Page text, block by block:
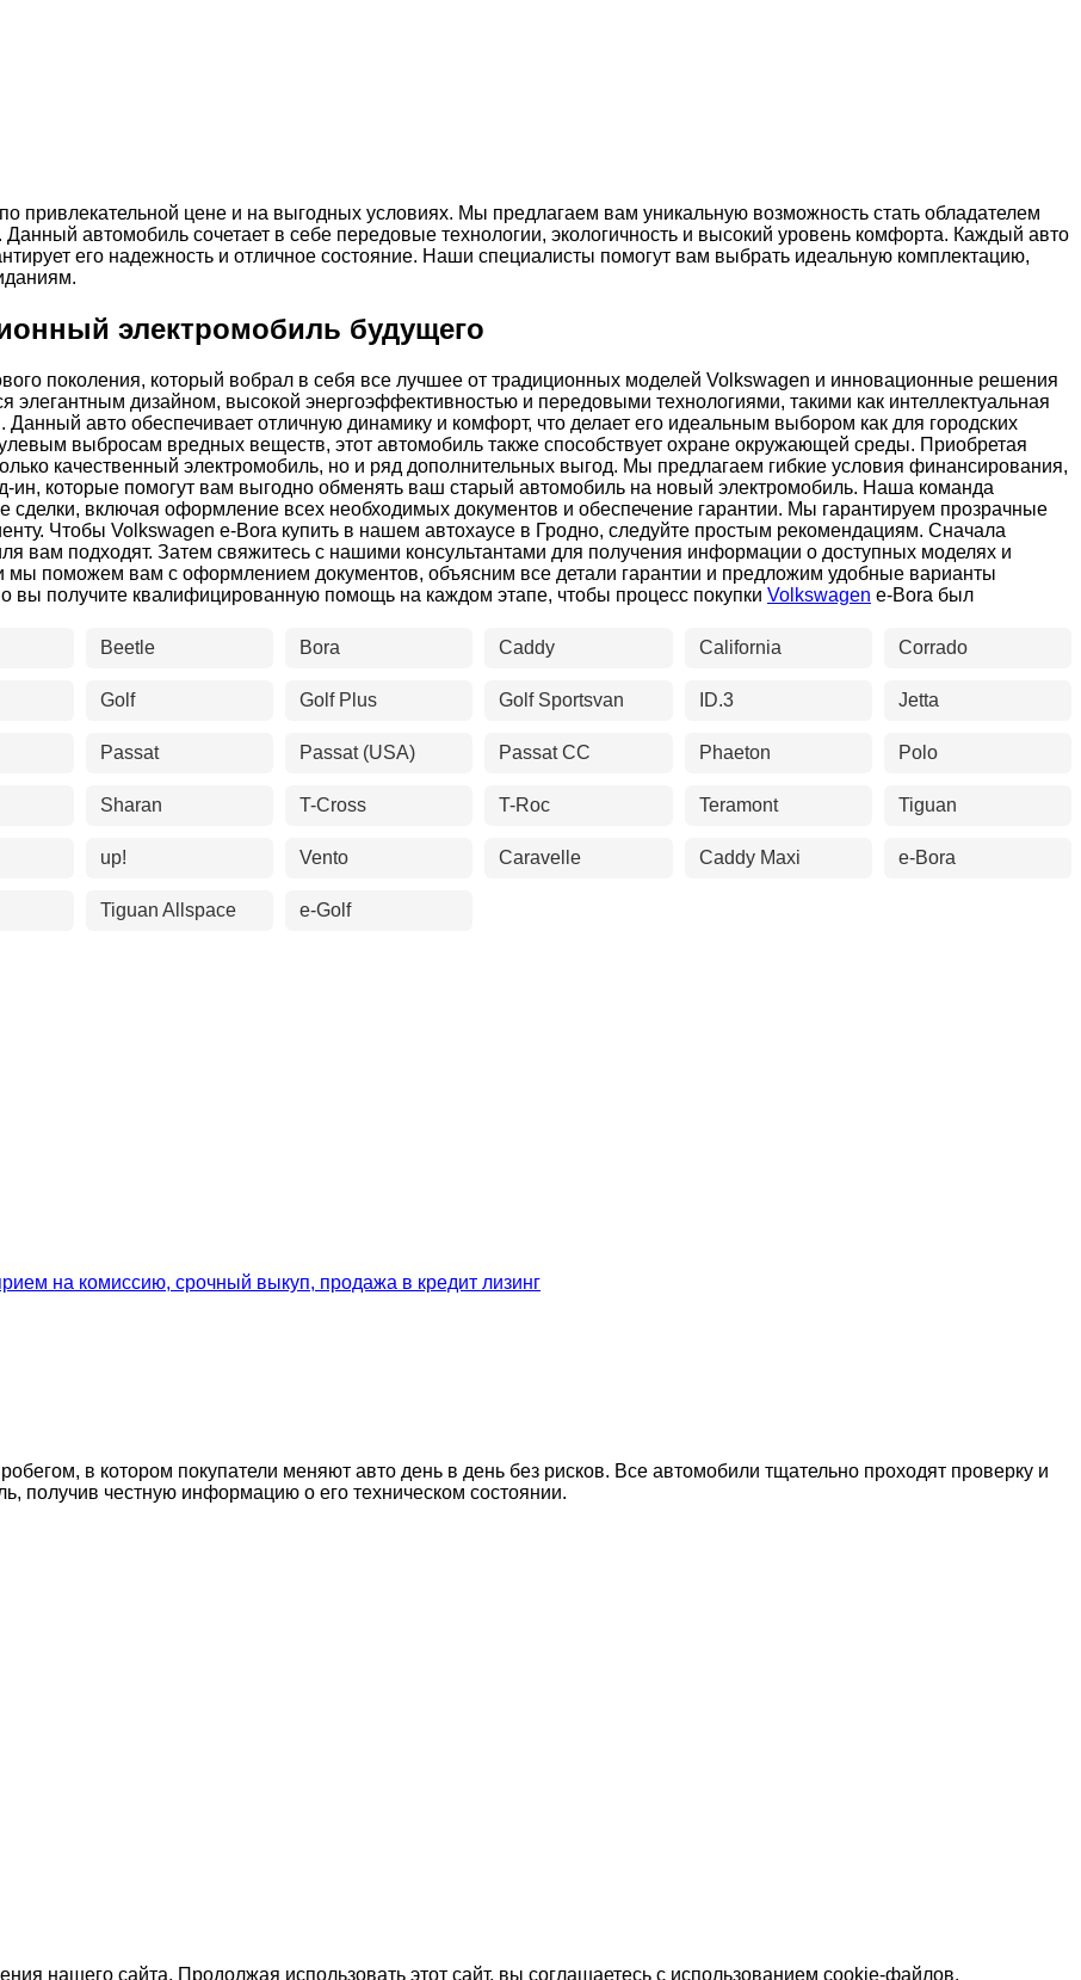
привлекательной цене и на выгодных условиях. Мы предлагаем вам уникальную возможность стать обладателем
автомобиль сочетает в себе передовые технологии, экологичность и высокий уровень комфорта. Каждый авто
его надежность и отличное состояние. Наши специалисты помогут вам выбрать идеальную комплектацию,
электромобиль будущего
поколения, который вобрал в себя все лучшее от традиционных моделей Volkswagen и инновационные решения
элегантным дизайном, высокой энергоэффективностью и передовыми технологиями, такими как интеллектуальная
авто обеспечивает отличную динамику и комфорт, что делает его идеальным выбором как для городских
выбросам вредных веществ, этот автомобиль также способствует охране окружающей среды. Приобретая
качественный электромобиль, но и ряд дополнительных выгод. Мы предлагаем гибкие условия финансирования,
ин, которые помогут вам выгодно обменять ваш старый автомобиль на новый электромобиль. Наша команда
включая оформление всех необходимых документов и обеспечение гарантии. Мы гарантируем прозрачные
Чтобы Volkswagen e-Bora купить в нашем автохаусе в Гродно, следуйте простым рекомендациям. Сначала
вам подходят. Затем свяжитесь с нашими консультантами для получения информации о доступных моделях и
мы поможем вам с оформлением документов, объясним все детали гарантии и предложим удобные варианты
получите квалифицированную помощь на каждом этапе, чтобы процесс покупки Volkswagen e-Bora был
Beetle Bora Caddy California Corrado
Golf Golf Plus Golf Sportsvan ID.3 Jetta
Passat Passat (USA) Passat CC Phaeton Polo
Sharan T-Cross T-Roc Teramont Tiguan
up! Vento Caravelle Caddy Maxi e-Bora
Tiguan Allspace e-Golf
в котором покупатели меняют авто день в день без рисков. Все автомобили тщательно проходят проверку и
получив честную информацию о его техническом состоянии.
нашего сайта. Продолжая использовать этот сайт, вы соглашаетесь с использованием cookie-файлов.